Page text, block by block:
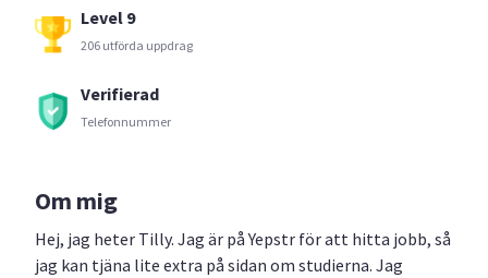
Level 9
206 utförda uppdrag
Verifierad
Telefonnummer
Om mig
Hej, jag heter Tilly. Jag är på Yepstr för att hitta jobb, så
jag kan tjäna lite extra på sidan om studierna. Jag